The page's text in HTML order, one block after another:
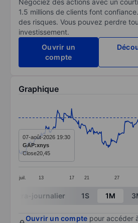
Négociez des actions avec un
1.5 millions de clients font
des risques. Vous pouvez perdre
investissement.
Ouvrir un
compte
Graphique
Line chart with 299 data
The chart has 1 X axis
The chart has 1 Y axis
juil. 13 17 21 27
07-août-2026 19:30
GAP:xnys
Close20,45
End of interactive chart.
Intra-journalier 1S 1M
Ouvrir un compte pour accéder